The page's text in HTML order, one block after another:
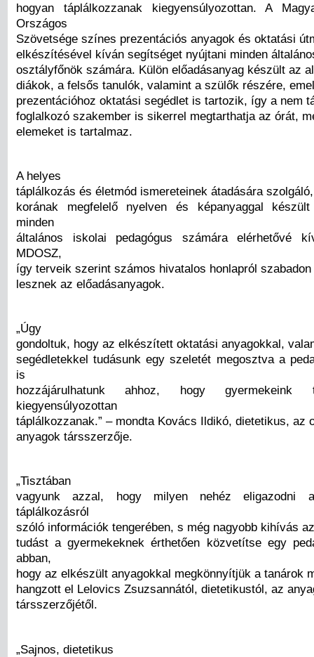
hogyan táplálkozzanak kiegyensúlyozottan. A
Országos
Szövetsége színes prezentációs anyagok és oktatási
elkészítésével kíván segítséget nyújtani minden
osztályfőnök számára. Külön előadásanyag készült az
diákok, a felsős tanulók, valamint a szülők részére,
prezentációhoz oktatási segédlet is tartozik, így a nem
foglalkozó szakember is sikerrel megtarthatja az órát,
elemeket is tartalmaz.
A helyes
táplálkozás és életmód ismereteinek átadására
korának megfelelő nyelven és képanyaggal készült
minden
általános iskolai pedagógus számára elérhetővé
MDOSZ,
így terveik szerint számos hivatalos honlapról
lesznek az előadásanyagok.
„Úgy
gondoltuk, hogy az elkészített oktatási anyagokkal,
segédletekkel tudásunk egy szeletét megosztva a
is
hozzájárulhatunk ahhoz, hogy gyermekeink
kiegyensúlyozottan
táplálkozzanak.” – mondta Kovács Ildikó, dietetikus, az
anyagok társszerzője.
„Tisztában
vagyunk azzal, hogy milyen nehéz eligazodni
táplálkozásról
szóló információk tengerében, s még nagyobb kihívás
tudást a gyermekeknek érthetően közvetítse egy
abban,
hogy az elkészült anyagokkal megkönnyítjük a tanárok
hangzott el Lelovics Zsuzsannától, dietetikustól, az
társszerzőjétől.
„Sajnos, dietetikus